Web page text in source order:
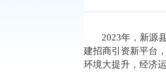
2023年，新源
建招商引资新平台
环境大提升，经济